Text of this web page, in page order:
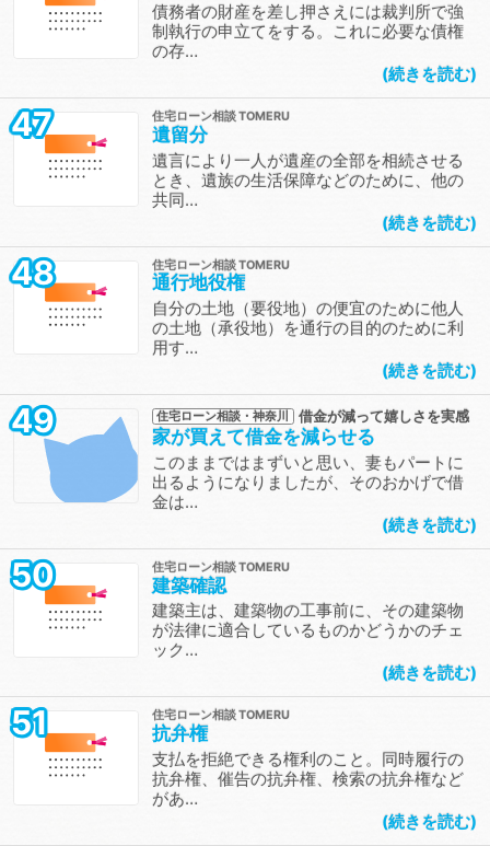
債務者の財産を差し押さえには裁判所で強
制執行の申立てをする。これに必要な債権
の存…
続きを読む
47 住宅ローン相談
遺留分
遺言により一人が遺産の全部を相続させる
とき、遺族の生活保障などのために、他の
共同…
続きを読む
48 住宅ローン相談
通行地役権
自分の土地（要役地）の便宜のために他人
の土地（承役地）を通行の目的のために利
用す…
続きを読む
49 住宅ローン相談・神奈川 借金が減って嬉しさを実感
家が買えて借金を減らせる
このままではまずいと思い、妻もパートに
出るようになりましたが、そのおかげで借
金は…
続きを読む
50 住宅ローン相談
建築確認
建築主は、建築物の工事前に、その建築物
が法律に適合しているものかどうかのチェ
ック…
続きを読む
51 住宅ローン相談
抗弁権
支払を拒絶できる権利のこと。同時履行の
抗弁権、催告の抗弁権、検索の抗弁権など
があ…
続きを読む